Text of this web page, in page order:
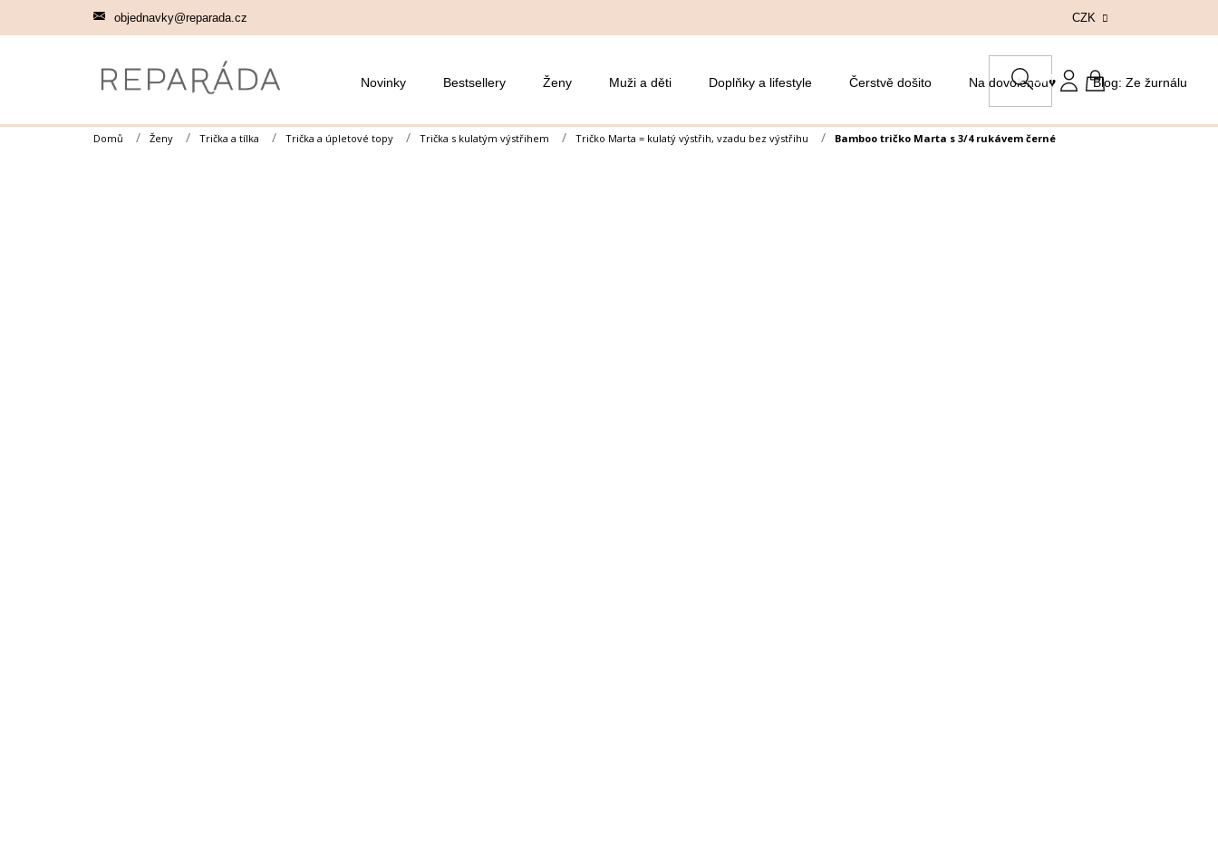
objednavky@reparada.cz CZK
HLEDAT
NÁKUPNÍ
Novinky Bestsellery Ženy Muži a děti Doplňky a lifestyle Čerstvě došito Na dovolenou♥ Blog: Ze žurnálu
Domů Ženy Trička a tílka Trička a úpletové topy Trička s kulatým výstřihem Tričko Marta = kulatý výstřih, vzadu bez výstřihu Bamboo tričko Marta s 3/4 rukávem černé